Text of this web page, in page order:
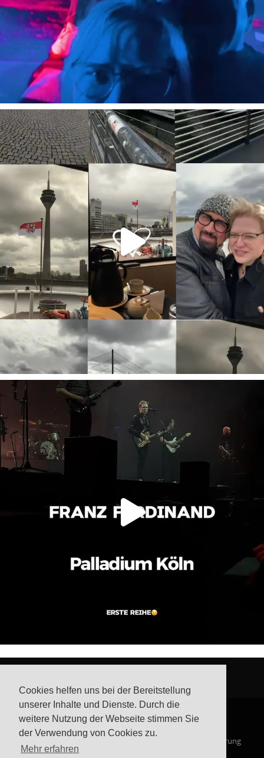
Cookies helfen uns bei der Bereitstellung
unserer Inhalte und Dienste. Durch die
weitere Nutzung der Webseite stimmen Sie
der Verwendung von Cookies zu.
Mehr erfahren
© Steffis Schreibsicht 2026 Datenschutzerklärung